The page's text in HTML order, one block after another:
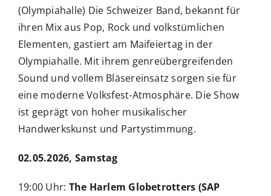
(Olympiahalle) Die Schweizer Band, bekannt für
ihren Mix aus Pop, Rock und volkstümlichen
Elementen, gastiert am Maifeiertag in der
Olympiahalle. Mit ihrem genreübergreifenden
Sound und vollem Bläsereinsatz sorgen sie für
eine moderne Volksfest-Atmosphäre. Die Show
ist geprägt von hoher musikalischer
Handwerkskunst und Partystimmung.
02.05.2026, Samstag
19:00 Uhr: The Harlem Globetrotters (SAP